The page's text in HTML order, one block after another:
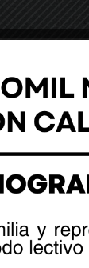
realizó el
institucional,
a la